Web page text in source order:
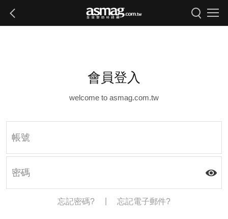
會員登入
welcome to asmag.com.tw
忘記密碼? 忘記電子郵件?